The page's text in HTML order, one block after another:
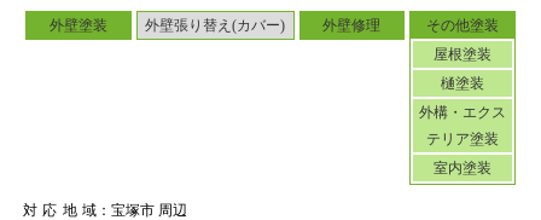
外壁塗装 外壁張り替え(カバー) 外壁修理
その他塗装
屋根塗装
樋塗装
外構・エクス
テリア塗装
室内塗装
対応地域：宝塚市 周辺